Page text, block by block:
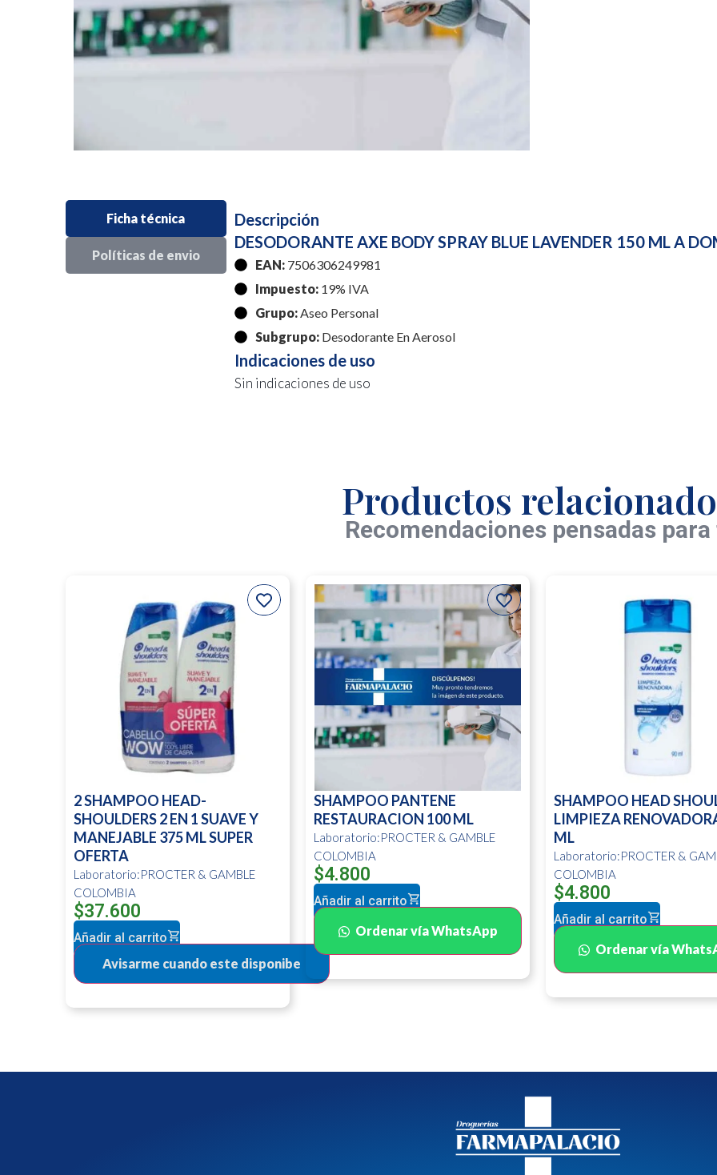
Ficha técnica
Políticas de envio
Descripción
DESODORANTE AXE BODY SPRAY BLUE LAVENDER 150 ML A
EAN:7506306249981
Impuesto:19% IVA
Grupo:Aseo Personal
Subgrupo:Desodorante En Aerosol
Indicaciones de uso
Sin indicaciones de uso
Productos
Recomendaciones pensadas
2 SHAMPOO HEAD-
SHOULDERS 2 EN 1 SUAVE Y
MANEJABLE 375 ML SUPER
OFERTA
Laboratorio:PROCTER & GAMBLE
COLOMBIA
$37.600
Añadir al carrito
SHAMPOO PANTENE
RESTAURACION 100 ML
Laboratorio:PROCTER & GAMBLE
COLOMBIA
$4.800
Añadir al carrito
Ordenar vía WhatsApp
SHAMPOO HEAD
LIMPIEZA
ML
Laboratorio:PROCTER &
COLOMBIA
$4.800
Añadir al carrito
Ordenar vía